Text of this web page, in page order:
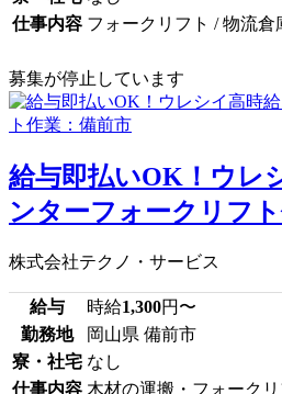
仕事内容 フォークリフト / 物流倉
募集が停止しています
給与即払いOK！ウレ
ンターフォークリフ
株式会社テクノ・サービス
給与 時給1,300円〜
勤務地
岡山県 備前市
寮・社宅 なし
仕事内容 木材の運搬・フォーク